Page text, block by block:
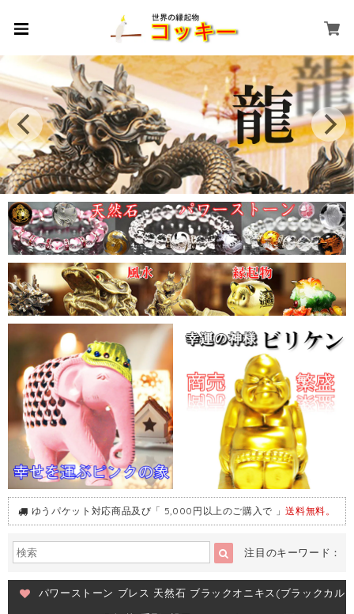
ゆうパケット対応商品及び「 5,000円以上のご購入で 」送料無料。
注目のキーワード：
パワーストーン ブレス 天然石 ブラックオニキス(ブラックカル